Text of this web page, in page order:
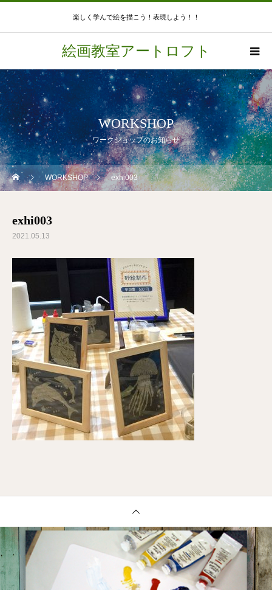
楽しく学んで絵を描こう！表現しよう！！
絵画教室アートロフト
WORKSHOP
ワークショップのお知らせ
WORKSHOP exhi003
exhi003
2021.05.13